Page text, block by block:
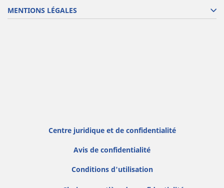
MENTIONS LÉGALES
Centre juridique et de confidentialité
Avis de confidentialité
Conditions d'utilisation